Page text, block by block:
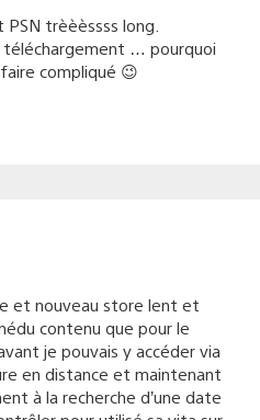
trèèèssss long.
… pourquoi
compliqué 😉
et nouveau store lent et
contenu que pour le
je pouvais y accéder via
en distance et maintenant
à la recherche d’une date